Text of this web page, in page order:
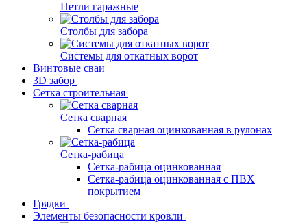
Петли гаражные
Столбы для забора
Системы для откатных ворот
Винтовые сваи
3D забор
Сетка строительная
Сетка сварная
Сетка сварная оцинкованная в рулонах
Сетка-рабица
Сетка-рабица оцинкованная
Сетка-рабица оцинкованная с ПВХ
покрытием
Грядки
Элементы безопасности кровли